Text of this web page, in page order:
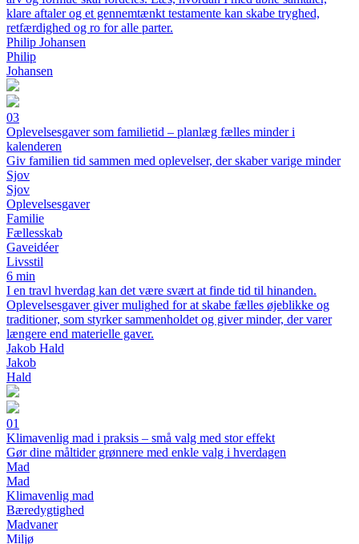
klare aftaler og et gennemtænkt testamente kan skabe tryghed,
retfærdighed og ro for alle parter.
Philip Johansen
Philip
Johansen
03
Oplevelsesgaver som familietid – planlæg fælles minder i
kalenderen
Giv familien tid sammen med oplevelser, der skaber varige minder
Sjov
Sjov
Oplevelsesgaver
Familie
Fællesskab
Gaveidéer
Livsstil
6 min
I en travl hverdag kan det være svært at finde tid til hinanden.
Oplevelsesgaver giver mulighed for at skabe fælles øjeblikke og
traditioner, som styrker sammenholdet og giver minder, der varer
længere end materielle gaver.
Jakob Hald
Jakob
Hald
01
Klimavenlig mad i praksis – små valg med stor effekt
Gør dine måltider grønnere med enkle valg i hverdagen
Mad
Mad
Klimavenlig mad
Bæredygtighed
Madvaner
Miljø